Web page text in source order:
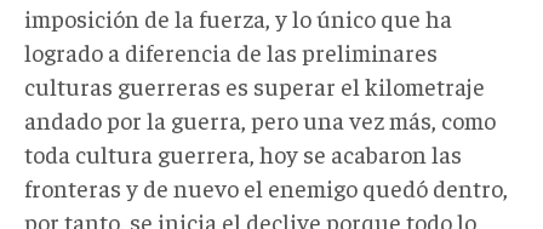
imposición de la fuerza, y lo único que ha
logrado a diferencia de las preliminares
culturas guerreras es superar el kilometraje
andado por la guerra, pero una vez más, como
toda cultura guerrera, hoy se acabaron las
fronteras y de nuevo el enemigo quedó dentro,
por tanto, se inicia el declive porque todo lo